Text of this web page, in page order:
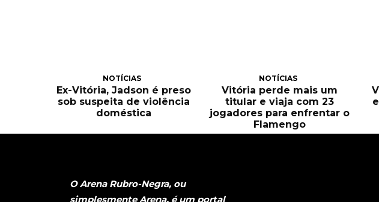
NOTÍCIAS
Ex-Vitória, Jadson é preso
sob suspeita de violência
doméstica
NOTÍCIAS
Vitória perde mais um
titular e viaja com 23
jogadores para enfrentar o
Flamengo
O Arena Rubro-Negra, ou
simplesmente Arena, é um portal